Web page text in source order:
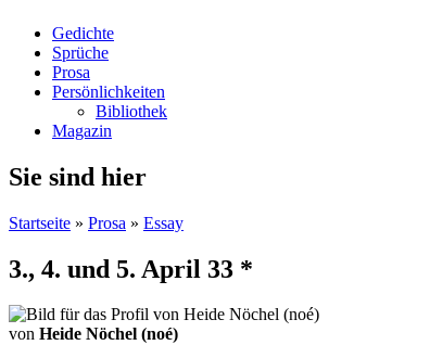
Gedichte
Sprüche
Prosa
Persönlichkeiten
Bibliothek
Magazin
Sie sind hier
Startseite » Prosa » Essay
3., 4. und 5. April 33 *
von Heide Nöchel (noé)